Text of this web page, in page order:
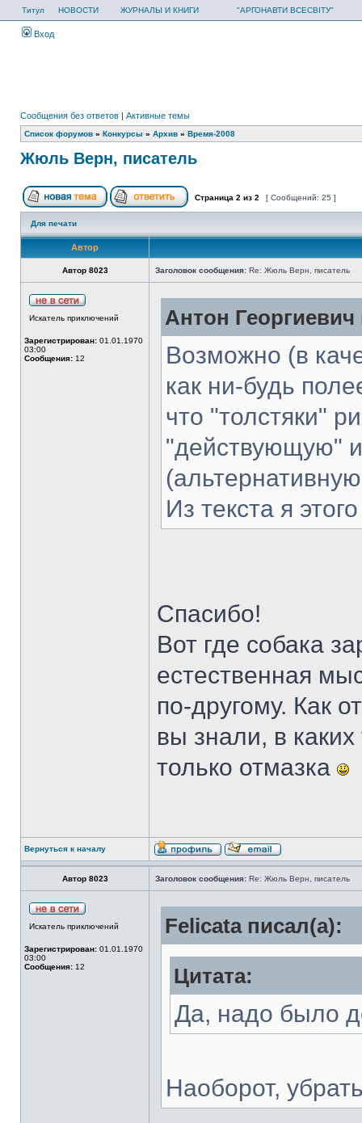
Титул НОВОСТИ ЖУРНАЛЫ И КНИГИ "АРГОНАВТИ ВСЕСВІТУ"
Вход
Сообщения без ответов | Активные темы
Список форумов » Конкурсы » Архив » Время-2008
Жюль Верн, писатель
Страница 2 из 2 [ Сообщений: 25 ]
Для печати
Автор
Автор 8023 Заголовок сообщения: Re: Жюль Верн, писатель
Искатель приключений
Зарегистрирован: 01.01.1970
03:00
Сообщения: 12
Антон Георгиевич
Возможно (в
как ни-будь
что "толстяки"
"действующую"
Из текста я
Спасибо!
Вот где собака
естественная
по-другому. Как
вы знали, в
только отмазка
Вернуться к началу
Автор 8023 Заголовок сообщения: Re: Жюль Верн, писатель
Искатель приключений
Зарегистрирован: 01.01.1970
03:00
Сообщения: 12
Felicata писал(а):
Цитата:
Да, надо было
Наоборот,